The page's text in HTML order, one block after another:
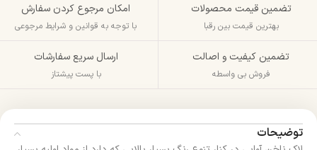
تضمین قیمت محصولات
بهترین قیمت بین رقبا
امکان مرجوع کردن سفارش
با توجه به قوانین و شرایط مرجوعی
تضمین کیفیت و اصالت
فروش بی واسطه
ارسال سریع سفارشات
با پست پیشتاز
توضیحات